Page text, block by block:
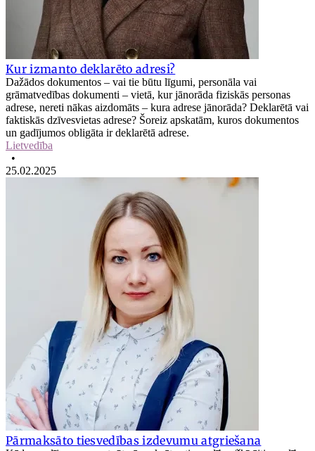
Kur izmanto deklarēto adresi?
Dažādos dokumentos – vai tie būtu līgumi, personāla vai
grāmatvedības dokumenti – vietā, kur jānorāda fiziskās personas
adrese, nereti nākas aizdomāts – kura adrese jānorāda? Deklarētā vai
faktiskās dzīvesvietas adrese? Šoreiz apskatām, kuros dokumentos
un gadījumos obligāta ir deklarētā adrese.
Lietvedība
•
25.02.2025
Pārmaksāto tiesvedības izdevumu atgriešana